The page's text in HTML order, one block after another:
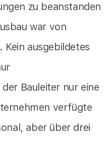
zu beanstanden
war von
ausgebildetes
Bauleiter nur eine
verfügte
aber über drei